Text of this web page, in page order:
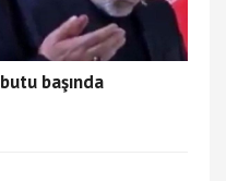
başında